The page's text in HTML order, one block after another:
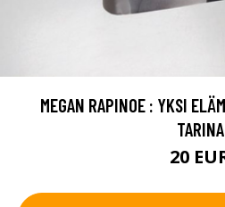
MEGAN RAPINOE : YKSI
TARINA
20